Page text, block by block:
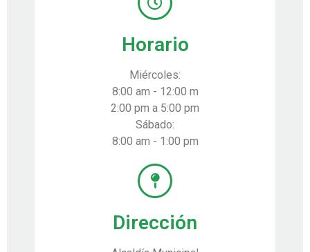
Horario
Miércoles:
8:00 am - 12:00 m
2:00 pm a 5:00 pm
Sábado:
8:00 am - 1:00 pm
Dirección